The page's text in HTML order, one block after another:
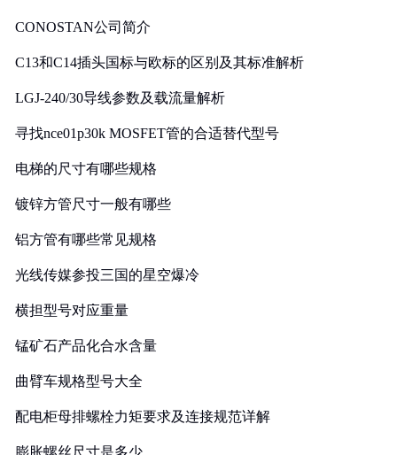
CONOSTAN公司简介
C13和C14插头国标与欧标的区别及其标准解析
LGJ-240/30导线参数及载流量解析
寻找nce01p30k MOSFET管的合适替代型号
电梯的尺寸有哪些规格
镀锌方管尺寸一般有哪些
铝方管有哪些常见规格
光线传媒参投三国的星空爆冷
横担型号对应重量
锰矿石产品化合水含量
曲臂车规格型号大全
配电柜母排螺栓力矩要求及连接规范详解
膨胀螺丝尺寸是多少